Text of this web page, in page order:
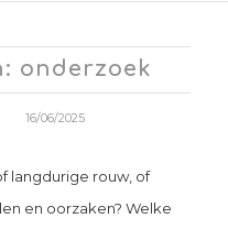
onderzoek
16/06/2025
langdurige rouw, of
en oorzaken? Welke